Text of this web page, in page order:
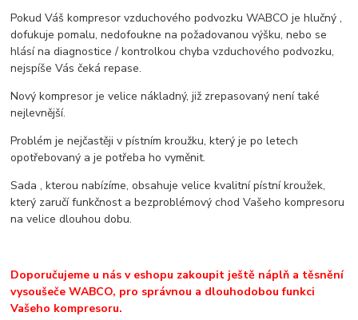
Pokud Váš kompresor vzduchového podvozku WABCO je hlučný ,
dofukuje pomalu, nedofoukne na požadovanou výšku, nebo se
hlásí na diagnostice / kontrolkou chyba vzduchového podvozku,
nejspíše Vás čeká repase.
Nový kompresor je velice nákladný, již zrepasovaný není také
nejlevnější.
Problém je nejčastěji v pístním kroužku, který je po letech
opotřebovaný a je potřeba ho vyměnit.
Sada , kterou nabízíme, obsahuje velice kvalitní pístní kroužek,
který zaručí funkčnost a bezproblémový chod Vašeho kompresoru
na velice dlouhou dobu.
Doporučujeme u nás v eshopu zakoupit ještě náplň a těsnění
vysoušeče WABCO, pro správnou a dlouhodobou funkci
Vašeho kompresoru.